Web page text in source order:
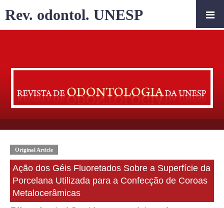
Original Article
Ação dos Géis Fluoretados Sobre a Superfície da
Porcelana Utilizada para a Confecção de Coroas
Metalocerâmicas
Rev. odontol. UNESP